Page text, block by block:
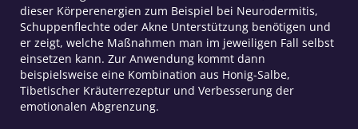
dieser Körperenergien zum Beispiel bei Neurodermitis,
Schuppenflechte oder Akne Unterstützung benötigen und
er zeigt, welche Maßnahmen man im jeweiligen Fall selbst
einsetzen kann. Zur Anwendung kommt dann
beispielsweise eine Kombination aus Honig-Salbe,
Tibetischer Kräuterrezeptur und Verbesserung der
emotionalen Abgrenzung.